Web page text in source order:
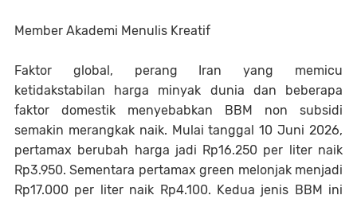
Member Akademi Menulis Kreatif
Faktor global, perang Iran yang memicu
ketidakstabilan harga minyak dunia dan beberapa
faktor domestik menyebabkan BBM non subsidi
semakin merangkak naik. Mulai tanggal 10 Juni 2026,
pertamax berubah harga jadi Rp16.250 per liter naik
Rp3.950. Sementara pertamax green melonjak menjadi
Rp17.000 per liter naik Rp4.100. Kedua jenis BBM ini